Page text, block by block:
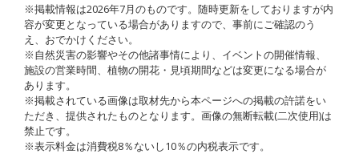
※掲載情報は2026年7月のものです。随時更新をしておりますが内
容が変更となっている場合がありますので、事前にご確認のう
え、おでかけください。
※自然災害の影響やその他諸事情により、イベントの開催情報、
施設の営業時間、植物の開花・見頃期間などは変更になる場合が
あります。
※掲載されている画像は取材先から本ページへの掲載の許諾をい
ただき、提供されたものとなります。画像の無断転載(二次使用)は
禁止です。
※表示料金は消費税8％ないし10％の内税表示です。